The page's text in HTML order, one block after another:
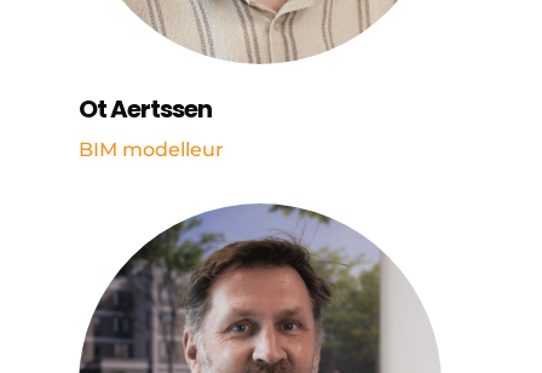
Ot Aertssen
BIM modelleur